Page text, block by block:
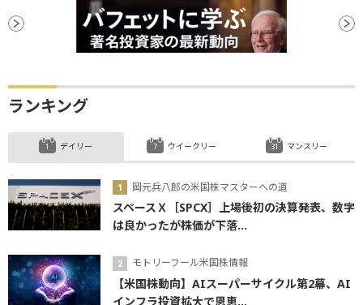
ランキング
デイリー
岡元兵八郎の米国株マスターへの道
スペースＸ［SPCX］上場後初の決算発表、数字
は良かったが株価が下落...
モトリーフール米国株情報
【米国株動向】AIスーパーサイクル第2幕、AI
インフラ投資拡大で恩恵...
ウイークリー マンスリー